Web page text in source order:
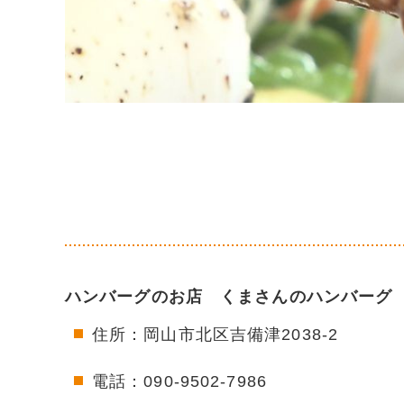
ハンバーグのお店 くまさんのハンバーグ
住所：岡山市北区吉備津2038-2
電話：090-9502-7986